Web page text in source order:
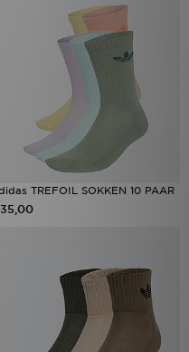
TREFOIL SOKKEN 10 PAAR